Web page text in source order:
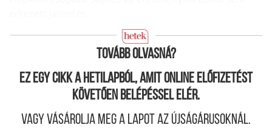
A Stanley-kupa Fotó: E. Sz.
Tovább olvasná?
Ez egy cikk a hetilapból, amit online előfizetést
követően belépéssel elér.
Vagy vásárolja meg a lapot az újságárusoknál.